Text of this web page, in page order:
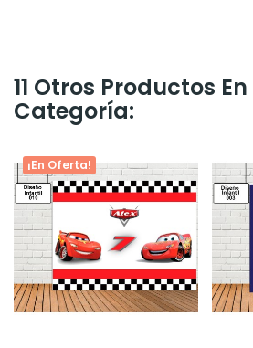
11 Otros Productos
Categoría:
¡En Oferta!